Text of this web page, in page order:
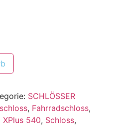
SCHLÖSSER
, Fahrradschloss,
XPlus 540, Schloss,